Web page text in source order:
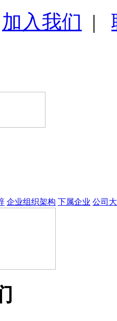
加入我们 |
企业组织架构 下属企业 公司